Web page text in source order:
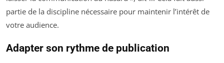
partie de la discipline nécessaire pour maintenir l’intérêt de
votre audience.
Adapter son rythme de publication